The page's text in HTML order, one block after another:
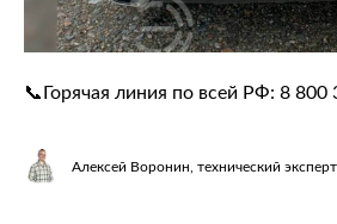
📞Горячая линия по всей РФ: 8 800
Алексей Воронин, технический